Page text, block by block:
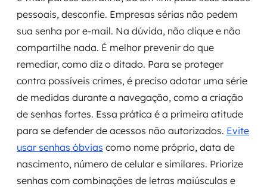
pessoais, desconfie. Empresas sérias não pedem
sua senha por e-mail. Na dúvida, não clique e não
compartilhe nada. É melhor prevenir do que
remediar, como diz o ditado. Para se proteger
contra possíveis crimes, é preciso adotar uma série
de medidas durante a navegação, como a criação
de senhas fortes. Essa prática é a primeira atitude
para se defender de acessos não autorizados. Evite
usar senhas óbvias como nome próprio, data de
nascimento, número de celular e similares. Priorize
senhas com combinações de letras maiúsculas e